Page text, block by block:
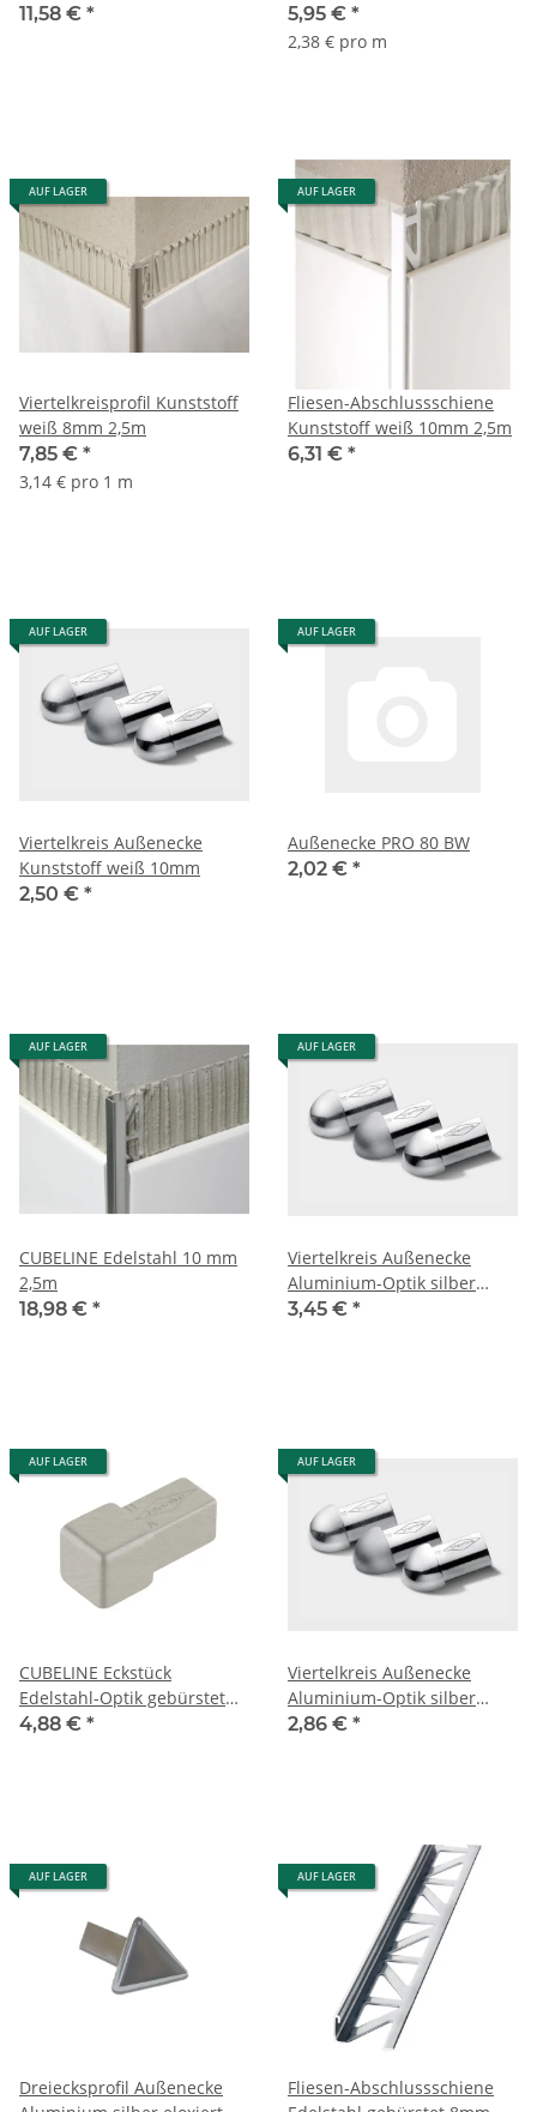
11,58 € *
5,95 € *
2,38 € pro m
AUF LAGER
Viertelkreisprofil Kunststoff
weiß 8mm 2,5m
7,85 € *
3,14 € pro 1 m
AUF LAGER
Fliesen-Abschlussschiene
Kunststoff weiß 10mm 2,5m
6,31 € *
AUF LAGER
Viertelkreis Außenecke
Kunststoff weiß 10mm
2,50 € *
AUF LAGER
Außenecke PRO 80 BW
2,02 € *
AUF LAGER
CUBELINE Edelstahl 10 mm
2,5m
18,98 € *
AUF LAGER
Viertelkreis Außenecke
Aluminium-Optik silber
eloxiert 10mm
3,45 € *
AUF LAGER
CUBELINE Eckstück
Edelstahl-Optik gebürstet
10mm
4,88 € *
AUF LAGER
Viertelkreis Außenecke
Aluminium-Optik silber
eloxiert 8mm
2,86 € *
AUF LAGER
Dreiecksprofil Außenecke
AUF LAGER
Fliesen-Abschlussschiene